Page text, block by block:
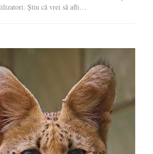
Știu că vrei să afli…